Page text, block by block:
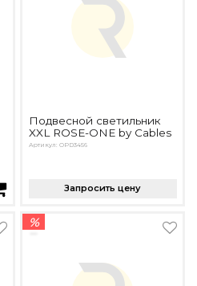
Подвесной светильник
XXL ROSE-ONE by Cables
Артикул: OPD3456
Запросить цену
%